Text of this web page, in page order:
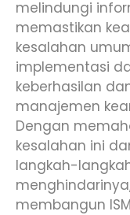
melindungi
memastikan
kesalahan
implementasi
keberhasilan
manajemen
Dengan
kesalahan ini
langkah-
membangun